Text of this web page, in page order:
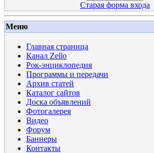
Старая форма входа
Меню
Главная страница
Канал Zello
Рок-энциклопедия
Программы и передачи
Архив статей
Каталог сайтов
Доска объявлений
Фотогалерея
Видео
Форум
Баннеры
Контакты